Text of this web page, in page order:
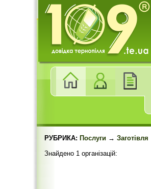
РУБРИКА: Послуги → Заготівля
Знайдено 1 організацій: